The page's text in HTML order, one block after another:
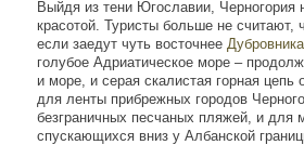
Выйдя из тени Югославии, Черногория
красотой. Туристы больше не считают,
если заедут чуть восточнее Дубровника
голубое Адриатическое море –
и море, и серая скалистая горная цепь
для ленты прибрежных городов
безграничных песчаных пляжей, и для
спускающихся вниз у Албанской